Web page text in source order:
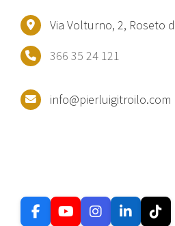
Via Volturno, 2, Roseto
366 35 24 121
info@pierluigitroilo.com